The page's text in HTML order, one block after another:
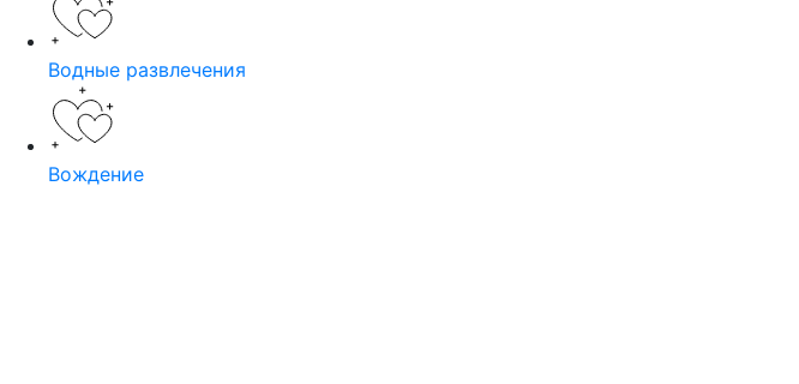
Водные развлечения
Вождение